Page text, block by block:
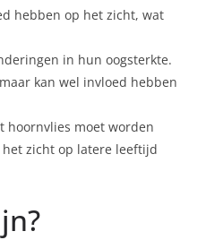
hebben op het zicht, wat
in hun oogsterkte.
kan wel invloed hebben
hoornvlies moet worden
zicht op latere leeftijd